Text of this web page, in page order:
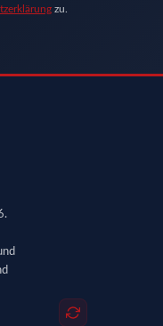
zu.